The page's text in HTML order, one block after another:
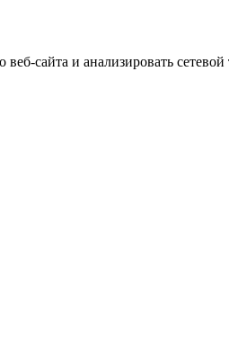
сайта и анализировать сетевой